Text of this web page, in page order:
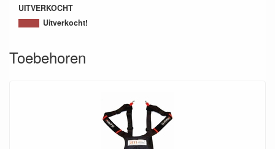
UITVERKOCHT
Uitverkocht!
Toebehoren